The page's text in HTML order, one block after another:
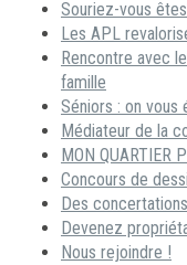
Souriez-vous
Les APL
Rencontre avec
famille
Séniors : on vous
Médiateur de la
MON QUARTIER
Concours de
Des
Devenez
Nous rejoindre !